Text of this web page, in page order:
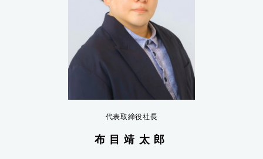
代表取締役社長
布目靖太郎